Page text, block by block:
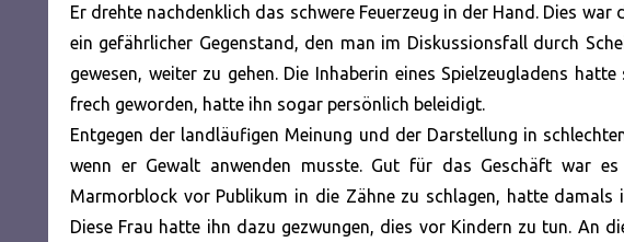
Er drehte nachdenklich das schwere Feuerzeug in der Hand. Dies
ein gefährlicher Gegenstand, den man im Diskussionsfall durch
gewesen, weiter zu gehen. Die Inhaberin eines Spielzeugladens
frech geworden, hatte ihn sogar persönlich beleidigt.
Entgegen der landläufigen Meinung und der Darstellung in
wenn er Gewalt anwenden musste. Gut für das Geschäft war
Marmorblock vor Publikum in die Zähne zu schlagen, hatte damals
Diese Frau hatte ihn dazu gezwungen, dies vor Kindern zu tun. An